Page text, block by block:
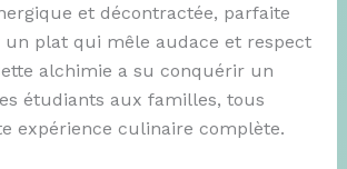
et décontractée, parfaite
plat qui mêle audace et respect
alchimie a su conquérir un
étudiants aux familles, tous
expérience culinaire complète.